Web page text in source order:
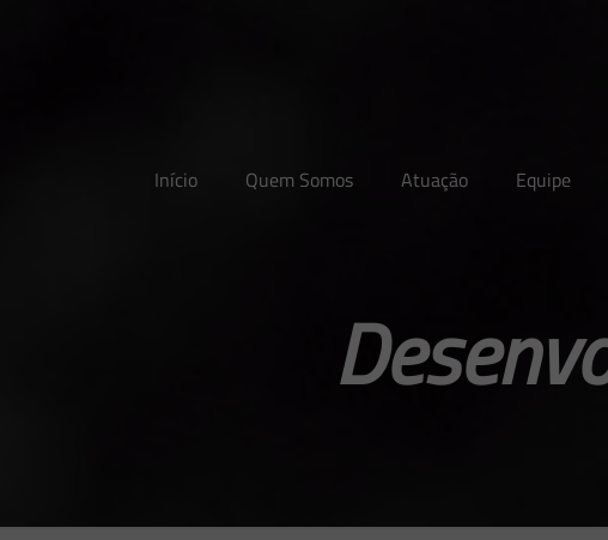
Início Quem Somos Atuação Equipe